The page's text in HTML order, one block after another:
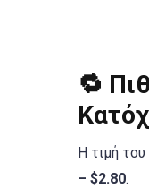
🔁
Η τιμή
– $2.80.